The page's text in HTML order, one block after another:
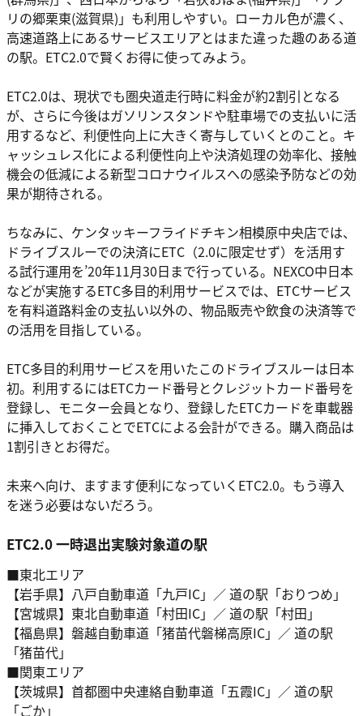
リの郷栗東(滋賀県)」も利用しやすい。ローカル色が濃く、
高速道路上にあるサービスエリアとはまた違った趣のある道
の駅。ETC2.0で賢くお得に使ってみよう。
ETC2.0は、現状でも圏央道走行時に料金が約2割引となる
が、さらに今後はガソリンスタンドや駐車場での支払いに活
用するなど、利便性向上に大きく寄与していくとのこと。キ
ャッシュレス化による利便性向上や決済処理の効率化、接触
機会の低減による新型コロナウイルスへの感染予防などの効
果が期待される。
ちなみに、ケンタッキーフライドチキン相模原中央店では、
ドライブスルーでの決済にETC（2.0に限定せず）を活用す
る試行運用を’20年11月30日まで行っている。NEXCO中日本
などが実施するETC多目的利用サービスでは、ETCサービス
を有料道路料金の支払い以外の、物品販売や飲食の決済等で
の活用を目指している。
ETC多目的利用サービスを用いたこのドライブスルーは日本
初。利用するにはETCカード番号とクレジットカード番号を
登録し、モニター会員となり、登録したETCカードを車載器
に挿入しておくことでETCによる会計ができる。購入商品は
1割引きとお得だ。
未来へ向け、ますます便利になっていくETC2.0。もう導入
を迷う必要はないだろう。
ETC2.0 一時退出実験対象道の駅
■東北エリア
【岩手県】八戸自動車道「九戸IC」／ 道の駅「おりつめ」
【宮城県】東北自動車道「村田IC」／ 道の駅「村田」
【福島県】磐越自動車道「猪苗代磐梯高原IC」／ 道の駅
「猪苗代」
■関東エリア
【茨城県】首都圏中央連絡自動車道「五霞IC」／ 道の駅
「ごか」